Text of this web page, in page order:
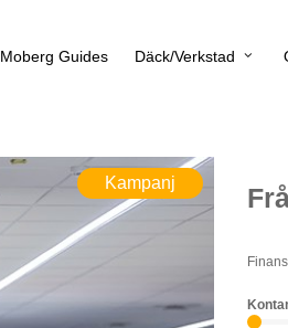
Moberg Guides Däck/Verkstad
Kampanj